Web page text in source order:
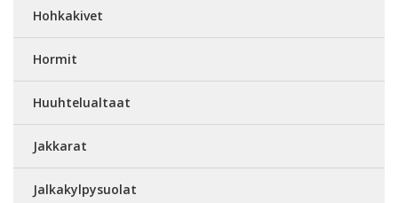
Hohkakivet
Hormit
Huuhtelualtaat
Jakkarat
Jalkakylpysuolat